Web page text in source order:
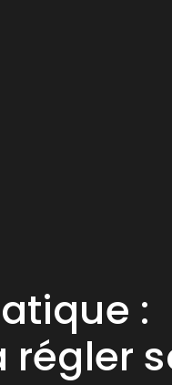
:
régler